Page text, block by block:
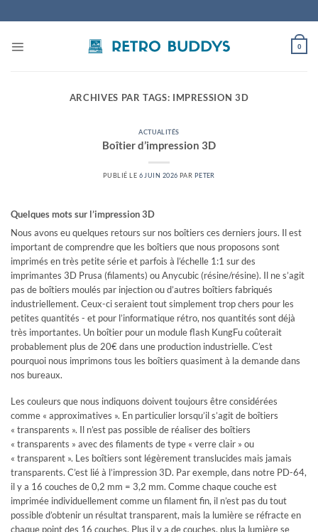
au
0
ARCHIVES PAR TAGS: IMPRESSION 3D
ACTUALITÉS
Boîtier d’impression 3D
PUBLIÉ LE 6 JUIN 2026 PAR PETER
Quelques mots sur l’impression 3D
Nous avons eu quelques retours sur nos boîtiers ces derniers jours. Il est
important de comprendre que les boîtiers que nous proposons sont
imprimés en très petite série et parfois à l’échelle 1:1 sur des
imprimantes 3D Prusa (filaments) ou Anycubic (résine/résine). Il ne s’agit
pas de boîtiers moulés par injection ou d’autres boîtiers fabriqués
industriellement. Ceux-ci seraient tout simplement trop chers pour les
petites quantités - et pour l’informatique rétro, nos quantités sont déjà
très importantes. Un boîtier pour un module flash KungFu coûterait
probablement plus de 20€ dans une production industrielle. C’est
pourquoi nous imprimons tous les boîtiers quasiment à la demande dans
nos bureaux.
Les couleurs que nous indiquons doivent toujours être considérées
comme « approximatives ». En particulier lorsqu’il s’agit de boîtiers
« transparents ». Il n’est pas possible de réaliser des boîtiers
« transparents » avec des filaments de type « verre clair » ou
« transparent ». Les boîtiers sont légèrement translucides mais jamais
transparents. C’est lié à l’impression 3D. Par exemple, dans notre PD-64,
il y a 16 couches de 0,2 mm = 3,2 mm. Comme chaque couche est
imprimée individuellement comme un filament fin, il n’est pas du tout
possible d’obtenir un résultat transparent, mais la lumière se réfracte en
chaque point des 16 couches. Plus il y a de couches, plus la lumière se